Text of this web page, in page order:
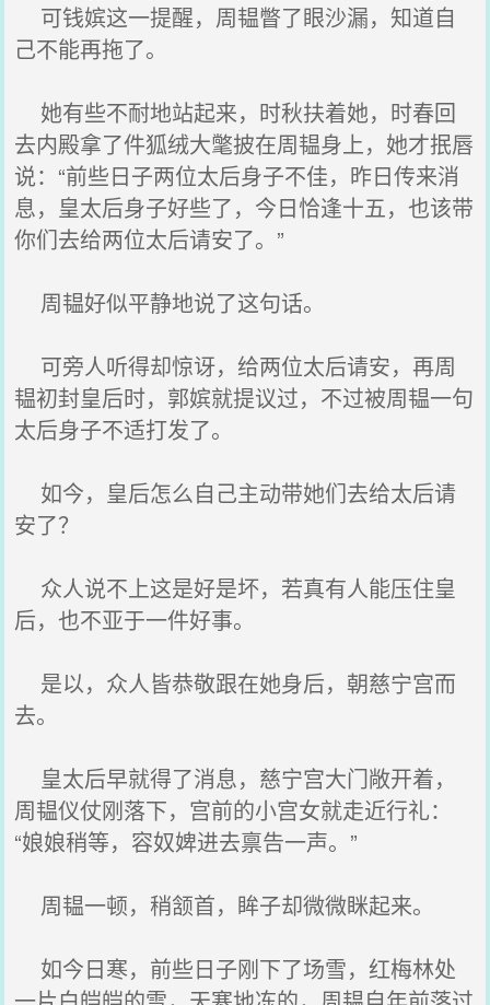
可钱嫔这一提醒，周韫瞥了眼沙漏，知道自
己不能再拖了。
她有些不耐地站起来，时秋扶着她，时春回
去内殿拿了件狐绒大氅披在周韫身上，她才抿唇
说：“前些日子两位太后身子不佳，昨日传来消
息，皇太后身子好些了，今日恰逢十五，也该带
你们去给两位太后请安了。”
周韫好似平静地说了这句话。
可旁人听得却惊讶，给两位太后请安，再周
韫初封皇后时，郭嫔就提议过，不过被周韫一句
太后身子不适打发了。
如今，皇后怎么自己主动带她们去给太后请
安了？
众人说不上这是好是坏，若真有人能压住皇
后，也不亚于一件好事。
是以，众人皆恭敬跟在她身后，朝慈宁宫而
去。
皇太后早就得了消息，慈宁宫大门敞开着，
周韫仪仗刚落下，宫前的小宫女就走近行礼：
“娘娘稍等，容奴婢进去禀告一声。”
周韫一顿，稍颔首，眸子却微微眯起来。
如今日寒，前些日子刚下了场雪，红梅林处